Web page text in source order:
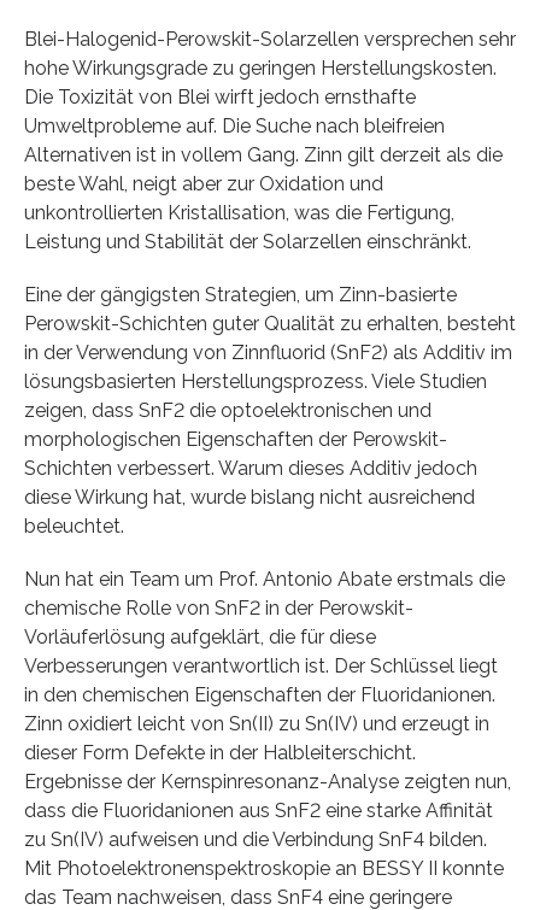
Blei-Halogenid-Perowskit-Solarzellen versprechen sehr
hohe Wirkungsgrade zu geringen Herstellungskosten.
Die Toxizität von Blei wirft jedoch ernsthafte
Umweltprobleme auf. Die Suche nach bleifreien
Alternativen ist in vollem Gang. Zinn gilt derzeit als die
beste Wahl, neigt aber zur Oxidation und
unkontrollierten Kristallisation, was die Fertigung,
Leistung und Stabilität der Solarzellen einschränkt.
Eine der gängigsten Strategien, um Zinn-basierte
Perowskit-Schichten guter Qualität zu erhalten, besteht
in der Verwendung von Zinnfluorid (SnF2) als Additiv im
lösungsbasierten Herstellungsprozess. Viele Studien
zeigen, dass SnF2 die optoelektronischen und
morphologischen Eigenschaften der Perowskit-
Schichten verbessert. Warum dieses Additiv jedoch
diese Wirkung hat, wurde bislang nicht ausreichend
beleuchtet.
Nun hat ein Team um Prof. Antonio Abate erstmals die
chemische Rolle von SnF2 in der Perowskit-
Vorläuferlösung aufgeklärt, die für diese
Verbesserungen verantwortlich ist. Der Schlüssel liegt
in den chemischen Eigenschaften der Fluoridanionen.
Zinn oxidiert leicht von Sn(II) zu Sn(IV) und erzeugt in
dieser Form Defekte in der Halbleiterschicht.
Ergebnisse der Kernspinresonanz-Analyse zeigten nun,
dass die Fluoridanionen aus SnF2 eine starke Affinität
zu Sn(IV) aufweisen und die Verbindung SnF4 bilden.
Mit Photoelektronenspektroskopie an BESSY II konnte
das Team nachweisen, dass SnF4 eine geringere